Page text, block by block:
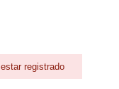
registrado